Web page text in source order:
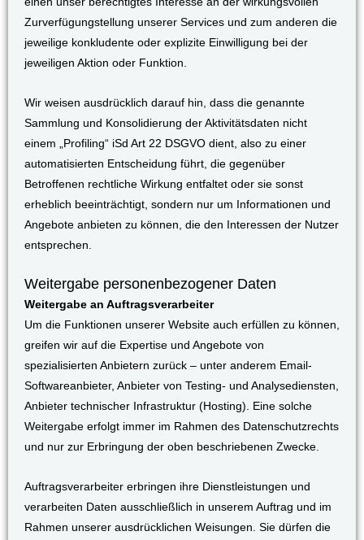
Zurverfügungstellung unserer Services und zum anderen die
jeweilige konkludente oder explizite Einwilligung bei der
jeweiligen Aktion oder Funktion.
Wir weisen ausdrücklich darauf hin, dass die genannte
Sammlung und Konsolidierung der Aktivitätsdaten nicht
einem „Profiling“ iSd Art 22 DSGVO dient, also zu einer
automatisierten Entscheidung führt, die gegenüber
Betroffenen rechtliche Wirkung entfaltet oder sie sonst
erheblich beeinträchtigt, sondern nur um Informationen und
Angebote anbieten zu können, die den Interessen der Nutzer
entsprechen.
Weitergabe personenbezogener Daten
Weitergabe an Auftragsverarbeiter
Um die Funktionen unserer Website auch erfüllen zu können,
greifen wir auf die Expertise und Angebote von
spezialisierten Anbietern zurück – unter anderem Email-
Softwareanbieter, Anbieter von Testing- und Analysediensten,
Anbieter technischer Infrastruktur (Hosting). Eine solche
Weitergabe erfolgt immer im Rahmen des Datenschutzrechts
und nur zur Erbringung der oben beschriebenen Zwecke.
Auftragsverarbeiter erbringen ihre Dienstleistungen und
verarbeiten Daten ausschließlich in unserem Auftrag und im
Rahmen unserer ausdrücklichen Weisungen. Sie dürfen die